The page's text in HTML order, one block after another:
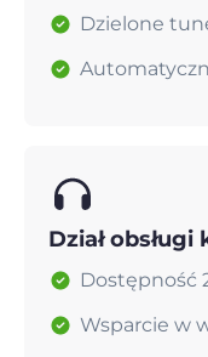
Dzielone
Dział obsługi
Dostępność
Wsparcie w